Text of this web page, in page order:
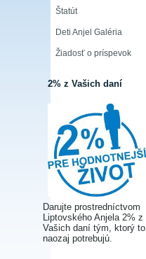
Štatút
Deti Anjel Galéria
Žiadosť o príspevok
2% z Vašich daní
Darujte prostredníctvom
Liptovského Anjela 2% z
Vašich daní tým, ktorý to
naozaj potrebujú.